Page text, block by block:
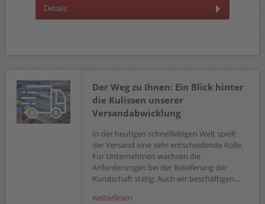
Details
Der Weg zu Ihnen: Ein Blick hinter
die Kulissen unserer
Versandabwicklung
In der heutigen schnelllebigen Welt spielt
der Versand eine sehr entscheidende Rolle.
Für Unternehmen wachsen die
Anforderungen bei der Belieferung der
Kundschaft stetig. Auch wir beschäftigen...
weiterlesen